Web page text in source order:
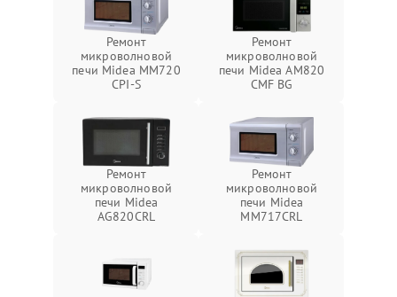
Ремонт
микроволновой
печи Midea MM720
CPI-S
Ремонт
микроволновой
печи Midea AM820
CMF BG
Ремонт
микроволновой
печи Midea
AG820CRL
Ремонт
микроволновой
печи Midea
MM717CRL